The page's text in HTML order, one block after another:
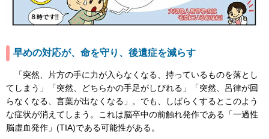
早めの対応が、命を守り、後遺症を減らす
「突然、片方の手に力が入らなくなる、持っているものを落とし
てしまう」「突然、どちらかの手足がしびれる」「突然、呂律が回
らなくなる、言葉が出なくなる」。でも、しばらくするとこのよう
な症状が消えてしまう。これは脳卒中の前触れ発作である「一過性
脳虚血発作」(TIA)である可能性がある。